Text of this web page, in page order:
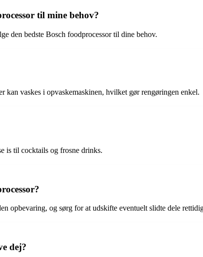
til mine behov?
den bedste Bosch foodprocessor til dine behov.
kan vaskes i opvaskemaskinen, hvilket gør rengøringen enkel.
is til cocktails og frosne drinks.
opbevaring, og sørg for at udskifte eventuelt slidte dele
dej?